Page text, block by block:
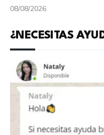
08/08/2026
¿NECESITAS